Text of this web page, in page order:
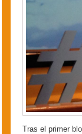
Tras el primer